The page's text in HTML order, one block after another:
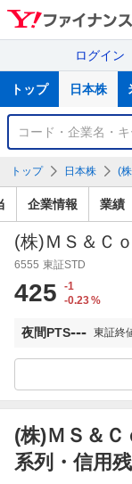
ログイン
サ
トップ 日本株
銘
検
トップ 日本株 (
企業情報 業績
(株)ＭＳ＆Ｃ
6555 東証STD
425
-1
-0.23%
夜間PTS--- 東証終
(株)ＭＳ＆
系列・信用
価